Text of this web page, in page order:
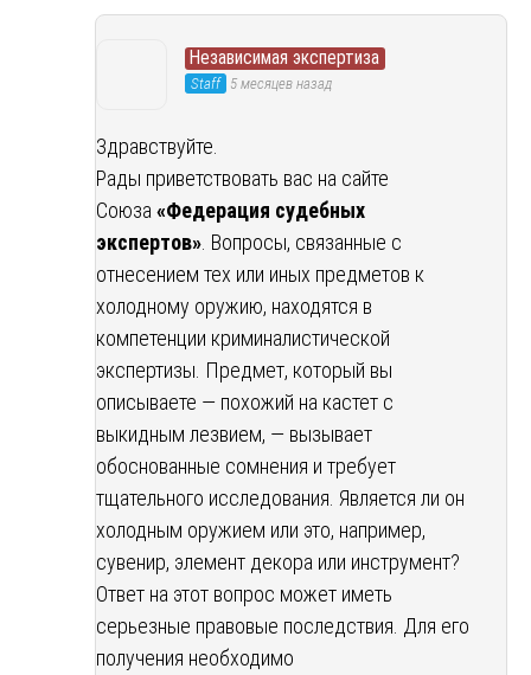
Независимая экспертиза
Staff 5 месяцев назад
Здравствуйте.
Рады приветствовать вас на сайте
Союза «Федерация судебных
экспертов» . Вопросы, связанные с
отнесением тех или иных предметов к
холодному оружию, находятся в
компетенции криминалистической
экспертизы. Предмет, который вы
описываете — похожий на кастет с
выкидным лезвием, — вызывает
обоснованные сомнения и требует
тщательного исследования. Является ли он
холодным оружием или это, например,
сувенир, элемент декора или инструмент?
Ответ на этот вопрос может иметь
серьезные правовые последствия. Для его
получения необходимо